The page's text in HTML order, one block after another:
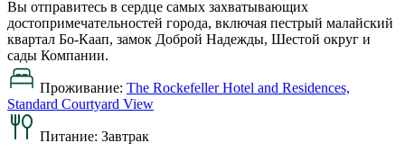
Вы отправитесь в сердце самых захватывающих
достопримечательностей города, включая пестрый малайский
квартал Бо-Каап, замок Доброй Надежды, Шестой округ и
сады Компании.
Проживание: The Rockefeller Hotel and Residences,
Standard Courtyard View
Питание: Завтрак